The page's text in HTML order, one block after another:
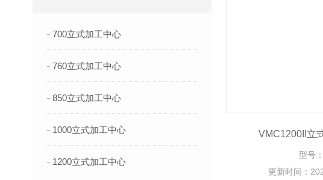
700立式加工中心
760立式加工中心
850立式加工中心
1000立式加工中心
1200立式加工中心
VMC1200II立
型号：
更新时间：